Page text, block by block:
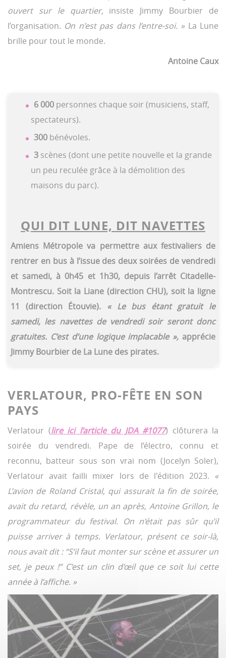
ouvert sur le quartier, insiste Jimmy Bourbier de
l’organisation. On n’est pas dans l’entre-soi. » La Lune
brille pour tout le monde.
Antoine Caux
6 000 personnes chaque soir (musiciens, staff,
spectateurs).
300 bénévoles.
3 scènes (dont une petite nouvelle et la grande
un peu reculée grâce à la démolition des
maisons du parc).
QUI DIT LUNE, DIT NAVETTES
Amiens Métropole va permettre aux festivaliers de
rentrer en bus à l’issue des deux soirées de vendredi
et samedi, à 0h45 et 1h30, depuis l’arrêt Citadelle-
Montrescu. Soit la Liane (direction CHU), soit la ligne
11 (direction Étouvie). « Le bus étant gratuit le
samedi, les navettes de vendredi soir seront donc
gratuites. C’est d’une logique implacable », apprécie
Jimmy Bourbier de La Lune des pirates.
VERLATOUR, PRO-FÊTE EN SON
PAYS
Verlatour (lire ici l’article du JDA #1077) clôturera la
soirée du vendredi. Pape de l’électro, connu et
reconnu, batteur sous son vrai nom (Jocelyn Soler),
Verlatour avait failli mixer lors de l'édition 2023. «
L’avion de Roland Cristal, qui assurait la fin de soirée,
avait du retard, révèle, un an après, Antoine Grillon, le
programmateur du festival. On n’était pas sûr qu’il
puisse arriver à temps. Verlatour, présent ce soir-là,
nous avait dit : “S’il faut monter sur scène et assurer un
set, je peux !” C’est un clin d’œil que ce soit lui cette
année à l’affiche. »